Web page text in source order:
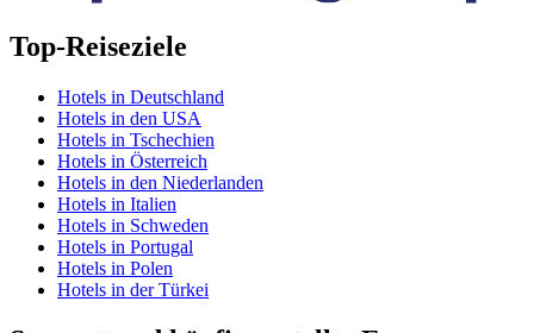
Top-Reiseziele
Hotels in Deutschland
Hotels in den USA
Hotels in Tschechien
Hotels in Österreich
Hotels in den Niederlanden
Hotels in Italien
Hotels in Schweden
Hotels in Portugal
Hotels in Polen
Hotels in der Türkei